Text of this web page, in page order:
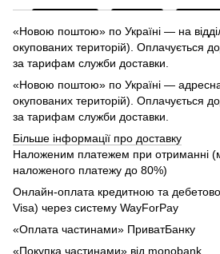
«Новою поштою» по Україні — на
окупованих територій). Оплачується
за тарифам служби доставки.
«Новою поштою» по Україні — адресна
окупованих територій). Оплачується
за тарифам служби доставки.
Більше інформації про доставку
Наложеним платежем при отриманні
наложеного платежу до 80%)
Онлайн-оплата кредитною та
Visa) через систему WayForPay
«Оплата частинами» ПриватБанку
«Покупка частинами» від monobank